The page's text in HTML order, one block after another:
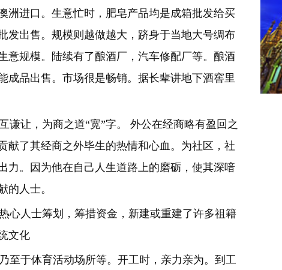
洲进口。生意忙时，肥皂产品均是成箱批发给买
发出售。规模则越做越大，跻身于当地大号绸布
意规模。陆续有了酿酒厂，汽车修配厂等。酿酒
成品出售。市场很是畅销。据长辈讲地下酒窖里
让，为商之道“宽”字。 外公在经商略有盈回之
献了其经商之外毕生的热情和心血。为社区，社
力。因为他在自己人生道路上的磨砺，使其深喑
感和有能力奉献的人士。
人士筹划，筹措资金，新建或重建了许多祖籍
文化
于体育活动场所等。开工时，亲力亲为。到工